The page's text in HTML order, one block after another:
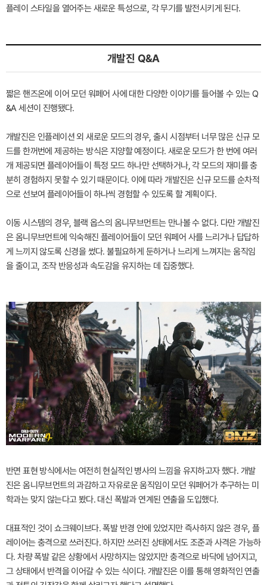
플레이 스타일을 열어주는 새로운 특성으로, 각 무기를 발전시키게 된다.
개발진 Q&A
짧은 핸즈온에 이어 모던 워페어 사에 대한 다양한 이야기를 들어볼 수 있는 Q
&A 세션이 진행됐다.
개발진은 인플레이션 외 새로운 모드의 경우, 출시 시점부터 너무 많은 신규 모
드를 한꺼번에 제공하는 방식은 지양할 예정이다. 새로운 모드가 한 번에 여러
개 제공되면 플레이어들이 특정 모드 하나만 선택하거나, 각 모드의 재미를 충
분히 경험하지 못할 수 있기 때문이다. 이에 따라 개발진은 신규 모드를 순차적
으로 선보여 플레이어들이 하나씩 경험할 수 있도록 할 계획이다.
이동 시스템의 경우, 블랙 옵스의 옴니무브먼트는 만나볼 수 없다. 다만 개발진
은 옴니무브먼트에 익숙해진 플레이어들이 모던 워페어 사를 느리거나 답답하
게 느끼지 않도록 신경을 썼다. 불필요하게 둔하거나 느리게 느껴지는 움직임
을 줄이고, 조작 반응성과 속도감을 유지하는 데 집중했다.
반면 표현 방식에서는 여전히 현실적인 병사의 느낌을 유지하고자 했다. 개발
진은 옴니무브먼트의 과감하고 자유로운 움직임이 모던 워페어가 추구하는 미
학과는 맞지 않는다고 봤다. 대신 폭발과 연계된 연출을 도입했다.
대표적인 것이 쇼크웨이브다. 폭발 반경 안에 있었지만 즉사하지 않은 경우, 플
레이어는 충격으로 쓰러진다. 하지만 쓰러진 상태에서도 조준과 사격은 가능하
다. 차량 폭발 같은 상황에서 사망하지는 않았지만 충격으로 바닥에 넘어지고,
그 상태에서 반격을 이어갈 수 있는 식이다. 개발진은 이를 통해 영화적인 연출